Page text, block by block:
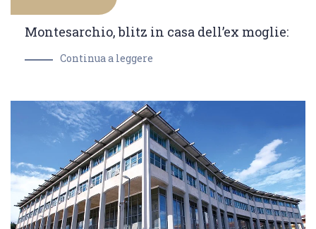
Montesarchio, blitz in casa dell’ex moglie:
Continua a leggere